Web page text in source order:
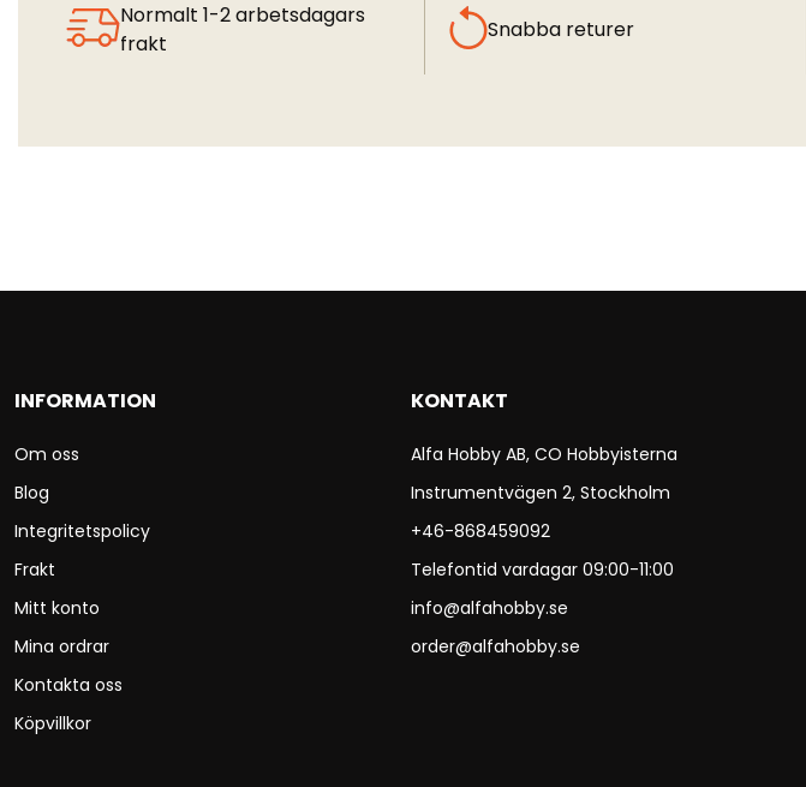
Normalt 1-2 arbetsdagars
frakt
Snabba returer
INFORMATION
Om oss
Blog
Integritetspolicy
Frakt
Mitt konto
Mina ordrar
Kontakta oss
Köpvillkor
KONTAKT
Alfa Hobby AB, CO Hobbyisterna
Instrumentvägen 2, Stockholm
+46-868459092
Telefontid vardagar 09:00-11:00
info@alfahobby.se
order@alfahobby.se